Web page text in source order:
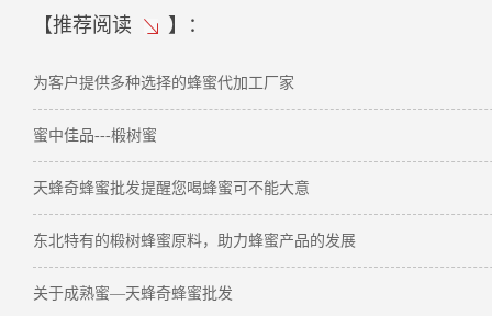
【推荐阅读 】：
为客户提供多种选择的蜂蜜代加工厂家
蜜中佳品---椴树蜜
天蜂奇蜂蜜批发提醒您喝蜂蜜可不能大意
东北特有的椴树蜂蜜原料，助力蜂蜜产品的发展
关于成熟蜜—天蜂奇蜂蜜批发